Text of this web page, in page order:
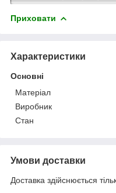
Приховати
Характеристики
Основні
Матеріал
Виробник
Стан
Умови доставки
Доставка здійснюється